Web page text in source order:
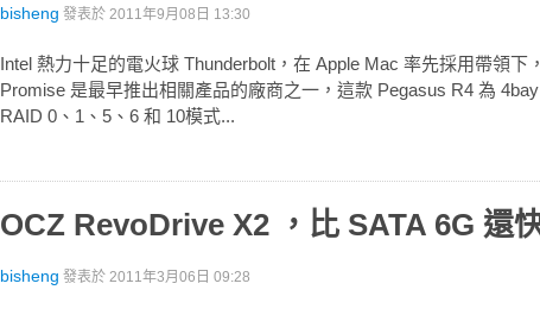
bisheng 發表於 2011年9月08日 13:30
Intel 熱力十足的電火球 Thunderbolt，在 Apple Mac 率先採用帶領下
Promise 是最早推出相關產品的廠商之一，這款 Pegasus R4 為
RAID 0、1、5、6 和 10模式...
OCZ RevoDrive X2 ，比 SATA 6G 還
bisheng 發表於 2011年3月06日 09:28